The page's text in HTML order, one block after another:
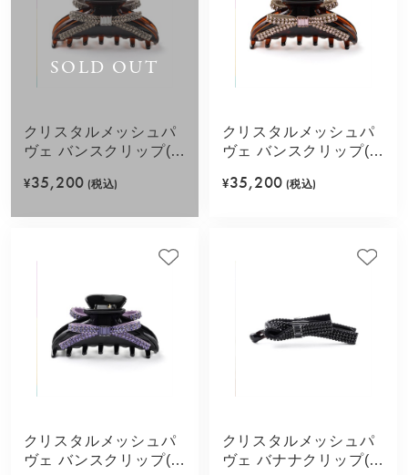
SOLD OUT
クリスタルメッシュパ
ヴェ バンスクリップ(グ
¥35,200 (税込)
クリスタルメッシュパ
ヴェ バンスクリップ(ピ
¥35,200 (税込)
クリスタルメッシュパ
ヴェ バンスクリップ(パ
クリスタルメッシュパ
ヴェ バナナクリップ(ブ